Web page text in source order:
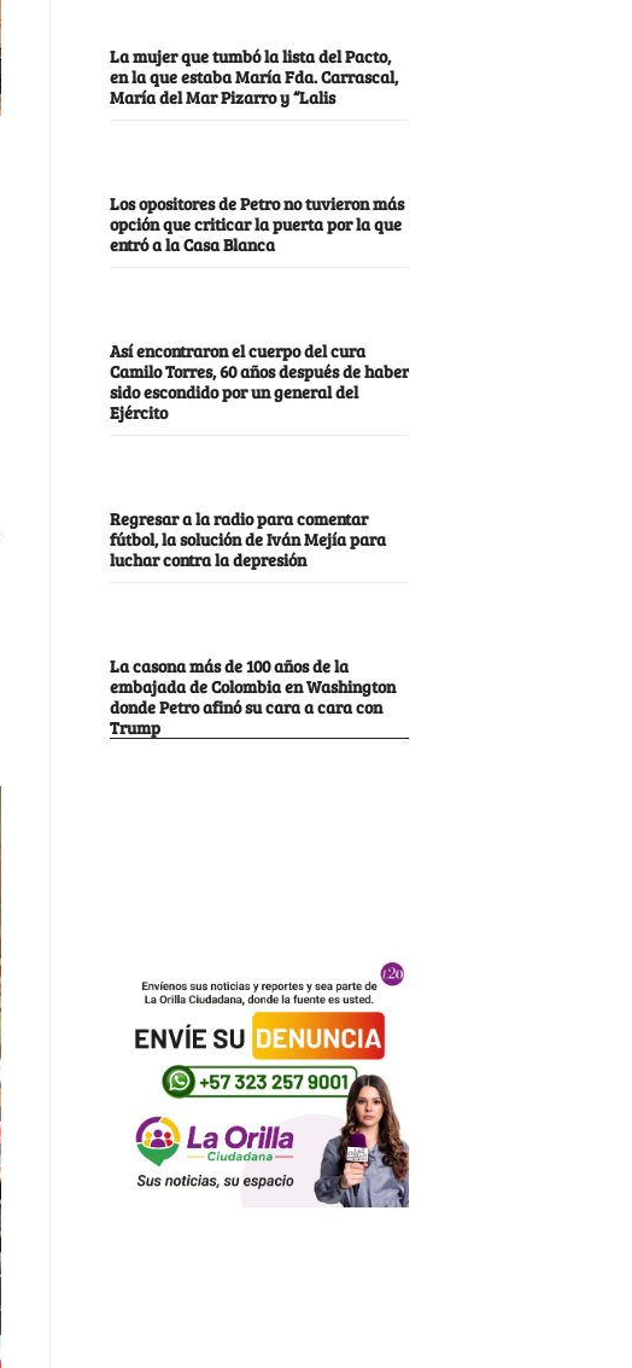
La mujer que tumbó la lista del Pacto,
en la que estaba María Fda. Carrascal,
María del Mar Pizarro y “Lalis
Los opositores de Petro no tuvieron más
opción que criticar la puerta por la que
entró a la Casa Blanca
Así encontraron el cuerpo del cura
Camilo Torres, 60 años después de haber
sido escondido por un general del
Ejército
Regresar a la radio para comentar
fútbol, la solución de Iván Mejía para
luchar contra la depresión
La casona más de 100 años de la
embajada de Colombia en Washington
donde Petro afinó su cara a cara con
Trump